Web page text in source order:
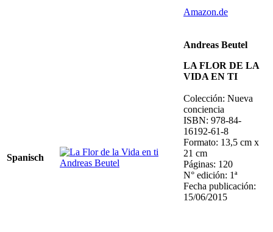
Amazon.de
Spanisch
Andreas Beutel
LA FLOR DE LA
VIDA EN TI
Colección: Nueva
conciencia
ISBN: 978-84-
16192-61-8
Formato: 13,5 cm x
21 cm
Páginas: 120
N° edición: 1ª
Fecha publicación:
15/06/2015